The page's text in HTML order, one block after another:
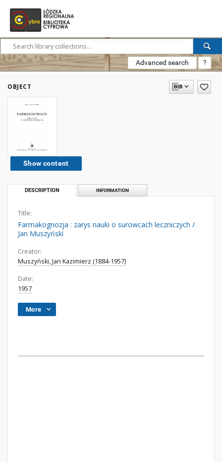
Advanced search ?
OBJECT
Show content
DESCRIPTION INFORMATION
Title:
Farmakognozja : zarys nauki o surowcach leczniczych /
Jan Muszyński
Creator:
Muszyński, Jan Kazimierz (1884-1957)
Date:
1957
More